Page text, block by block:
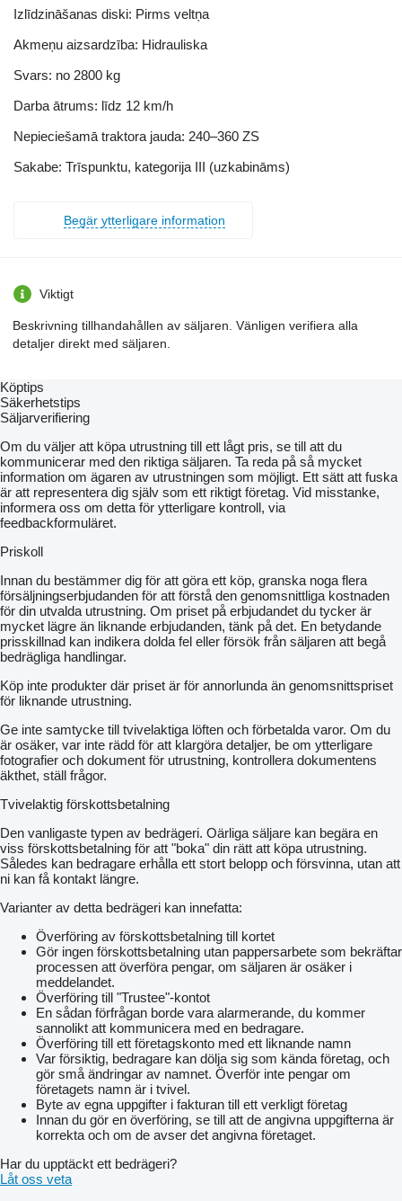
Izlīdzināšanas diski: Pirms veltņa
Akmeņu aizsardzība: Hidrauliska
Svars: no 2800 kg
Darba ātrums: līdz 12 km/h
Nepieciešamā traktora jauda: 240–360 ZS
Sakabe: Trīspunktu, kategorija III (uzkabināms)
Begär ytterligare information
Viktigt
Beskrivning tillhandahållen av säljaren. Vänligen verifiera alla
detaljer direkt med säljaren.
Köptips
Säkerhetstips
Säljarverifiering
Om du väljer att köpa utrustning till ett lågt pris, se till att du
kommunicerar med den riktiga säljaren. Ta reda på så mycket
information om ägaren av utrustningen som möjligt. Ett sätt att fuska
är att representera dig själv som ett riktigt företag. Vid misstanke,
informera oss om detta för ytterligare kontroll, via
feedbackformuläret.
Priskoll
Innan du bestämmer dig för att göra ett köp, granska noga flera
försäljningserbjudanden för att förstå den genomsnittliga kostnaden
för din utvalda utrustning. Om priset på erbjudandet du tycker är
mycket lägre än liknande erbjudanden, tänk på det. En betydande
prisskillnad kan indikera dolda fel eller försök från säljaren att begå
bedrägliga handlingar.
Köp inte produkter där priset är för annorlunda än genomsnittspriset
för liknande utrustning.
Ge inte samtycke till tvivelaktiga löften och förbetalda varor. Om du
är osäker, var inte rädd för att klargöra detaljer, be om ytterligare
fotografier och dokument för utrustning, kontrollera dokumentens
äkthet, ställ frågor.
Tvivelaktig förskottsbetalning
Den vanligaste typen av bedrägeri. Oärliga säljare kan begära en
viss förskottsbetalning för att "boka" din rätt att köpa utrustning.
Således kan bedragare erhålla ett stort belopp och försvinna, utan att
ni kan få kontakt längre.
Varianter av detta bedrägeri kan innefatta:
Överföring av förskottsbetalning till kortet
Gör ingen förskottsbetalning utan pappersarbete som bekräftar
processen att överföra pengar, om säljaren är osäker i
meddelandet.
Överföring till "Trustee"-kontot
En sådan förfrågan borde vara alarmerande, du kommer
sannolikt att kommunicera med en bedragare.
Överföring till ett företagskonto med ett liknande namn
Var försiktig, bedragare kan dölja sig som kända företag, och
gör små ändringar av namnet. Överför inte pengar om
företagets namn är i tvivel.
Byte av egna uppgifter i fakturan till ett verkligt företag
Innan du gör en överföring, se till att de angivna uppgifterna är
korrekta och om de avser det angivna företaget.
Har du upptäckt ett bedrägeri?
Låt oss veta